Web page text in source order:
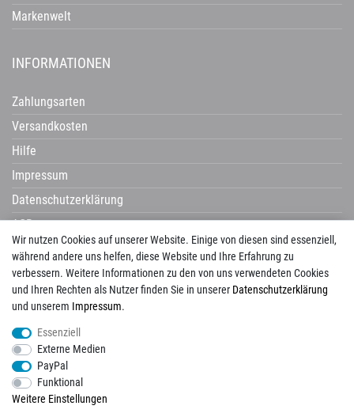
Wir nutzen Cookies auf unserer Website. Einige von diesen sind essenziell,
während andere uns helfen, diese Website und Ihre Erfahrung zu
verbessern. Weitere Informationen zu den von uns verwendeten Cookies
und Ihren Rechten als Nutzer finden Sie in unserer Daten­schutz­erklärung
und unserem Impressum.
Essenziell
Externe Medien
PayPal
Funktional
Weitere Einstellungen
Markenwelt
INFORMATIONEN
Zahlungsarten
Versandkosten
Hilfe
Impressum
Datenschutzerklärung
AGB
Widerrufsrecht
Avenarius
Corpotherma
Del Conca
ermes aurelia
HSK
Imso KIS
Pecasa
Placke progetto baucer